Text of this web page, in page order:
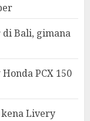
di Bali, gimana
PCX 150
Livery